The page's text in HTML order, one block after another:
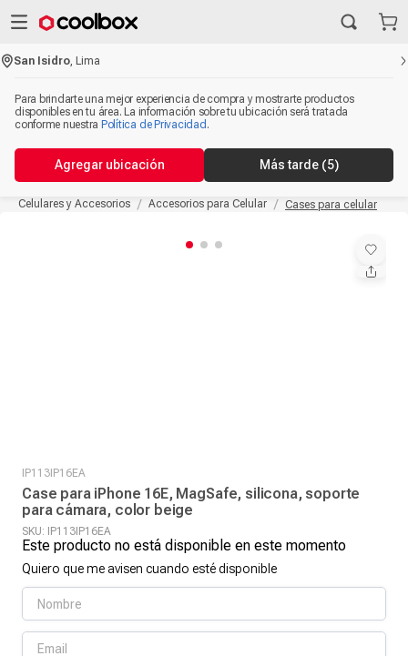
San Isidro ,Lima
Para brindarte una mejor experiencia de compra y mostrarte productos
disponibles en tu área. La información sobre tu ubicación será tratada
conforme nuestra Política de Privacidad .
Agregar ubicación Más tarde (5)
Celulares y Accesorios Accesorios para Celular Cases para celular
IP113IP16EA
Case para iPhone 16E, MagSafe, silicona, soporte
para cámara, color beige
SKU: IP113IP16EA
Este producto no está disponible en este momento
Quiero que me avisen cuando esté disponible